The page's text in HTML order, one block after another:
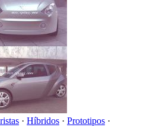
· Híbridos · Prototipos ·